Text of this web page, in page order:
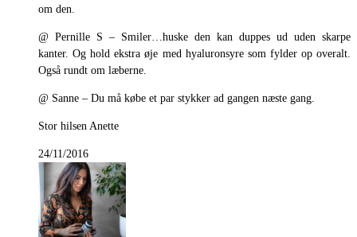
om den.
@ Pernille S – Smiler…huske den kan duppes ud uden skarpe
kanter. Og hold ekstra øje med hyaluronsyre som fylder op overalt.
Også rundt om læberne.
@ Sanne – Du må købe et par stykker ad gangen næste gang.
Stor hilsen Anette
24/11/2016